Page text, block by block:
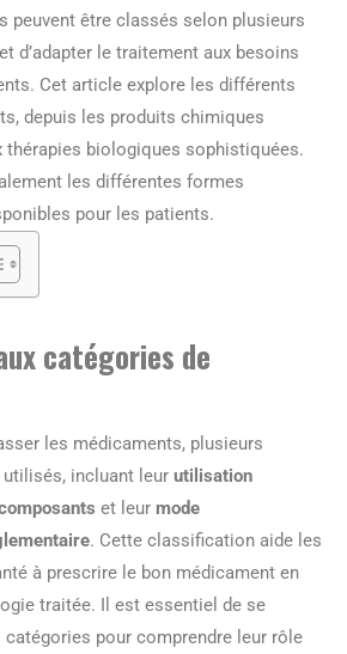
peuvent être classés selon plusieurs
d’adapter le traitement aux besoins
Cet article explore les différents
depuis les produits chimiques
thérapies biologiques sophistiquées.
les différentes formes
pour les patients.
catégories de
les médicaments, plusieurs
incluant leur utilisation
et leur mode
. Cette classification aide les
à prescrire le bon médicament en
traitée. Il est essentiel de se
pour comprendre leur rôle